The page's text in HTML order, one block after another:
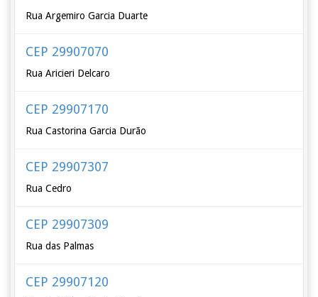
Rua Argemiro Garcia Duarte
CEP 29907070
Rua Aricieri Delcaro
CEP 29907170
Rua Castorina Garcia Durão
CEP 29907307
Rua Cedro
CEP 29907309
Rua das Palmas
CEP 29907120